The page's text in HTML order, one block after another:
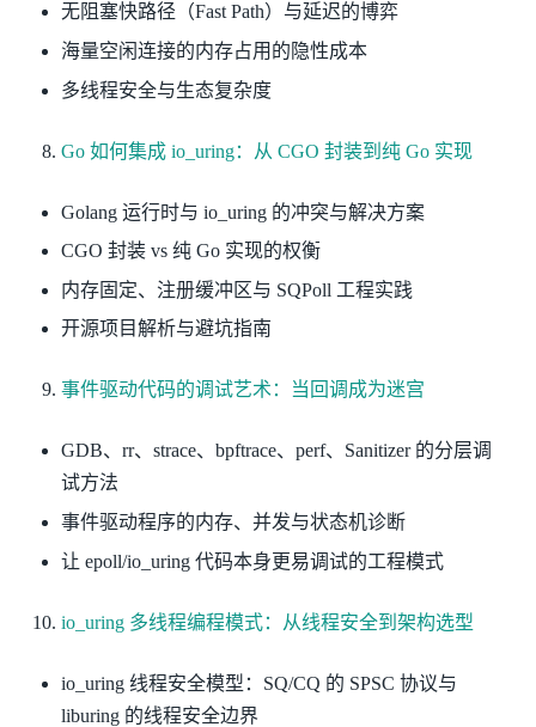
无阻塞快路径（Fast Path）与延迟的博弈
海量空闲连接的内存占用的隐性成本
多线程安全与生态复杂度
Go 如何集成 io_uring：从 CGO 封装到纯 Go 实现
Golang 运行时与 io_uring 的冲突与解决方案
CGO 封装 vs 纯 Go 实现的权衡
内存固定、注册缓冲区与 SQPoll 工程实践
开源项目解析与避坑指南
事件驱动代码的调试艺术：当回调成为迷宫
GDB、rr、strace、bpftrace、perf、Sanitizer 的分层调
试方法
事件驱动程序的内存、并发与状态机诊断
让 epoll/io_uring 代码本身更易调试的工程模式
io_uring 多线程编程模式：从线程安全到架构选型
io_uring 线程安全模型：SQ/CQ 的 SPSC 协议与
liburing 的线程安全边界